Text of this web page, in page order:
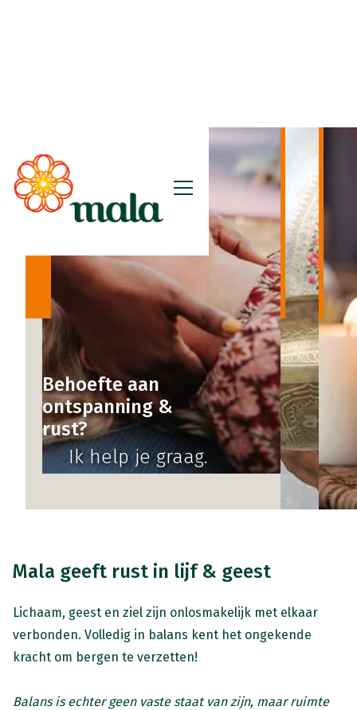
Behoefte aan
ontspanning &
rust?
Ik help je graag.
Mala geeft rust in lijf & geest
Lichaam, geest en ziel zijn onlosmakelijk met elkaar
verbonden. Volledig in balans kent het ongekende
kracht om bergen te verzetten!
Balans is echter geen vaste staat van zijn, maar ruimte